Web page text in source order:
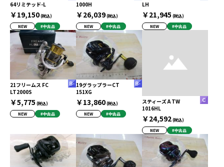
64リミテッド-L
￥19,150(税込)
NEW
#中古品
1000H
￥26,039(税込)
NEW
#中古品
LH
￥21,945 (税込)
NEW
#中古品
21フリームス FC
LT2000S
￥5,775 (税込)
NEW
#中古品
19グラップラーCT
151XG
￥13,860(税込)
NEW
#中古品
スティーズ A TW
1016HL
￥24,592(税込)
NEW
#中古品